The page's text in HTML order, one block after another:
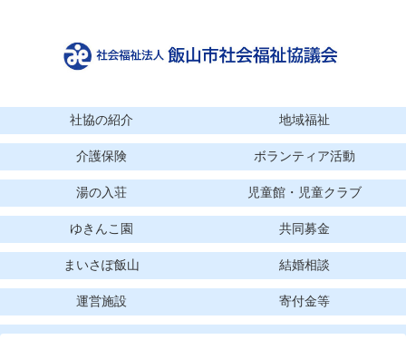
社協の紹介 地域福祉
介護保険 ボランティア活動
湯の入荘 児童館・児童クラブ
ゆきんこ園 共同募金
まいさぽ飯山 結婚相談
運営施設 寄付金等